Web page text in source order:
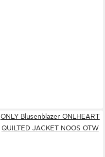
ONLY Blusenblazer ONLHEART
QUILTED JACKET NOOS OTW